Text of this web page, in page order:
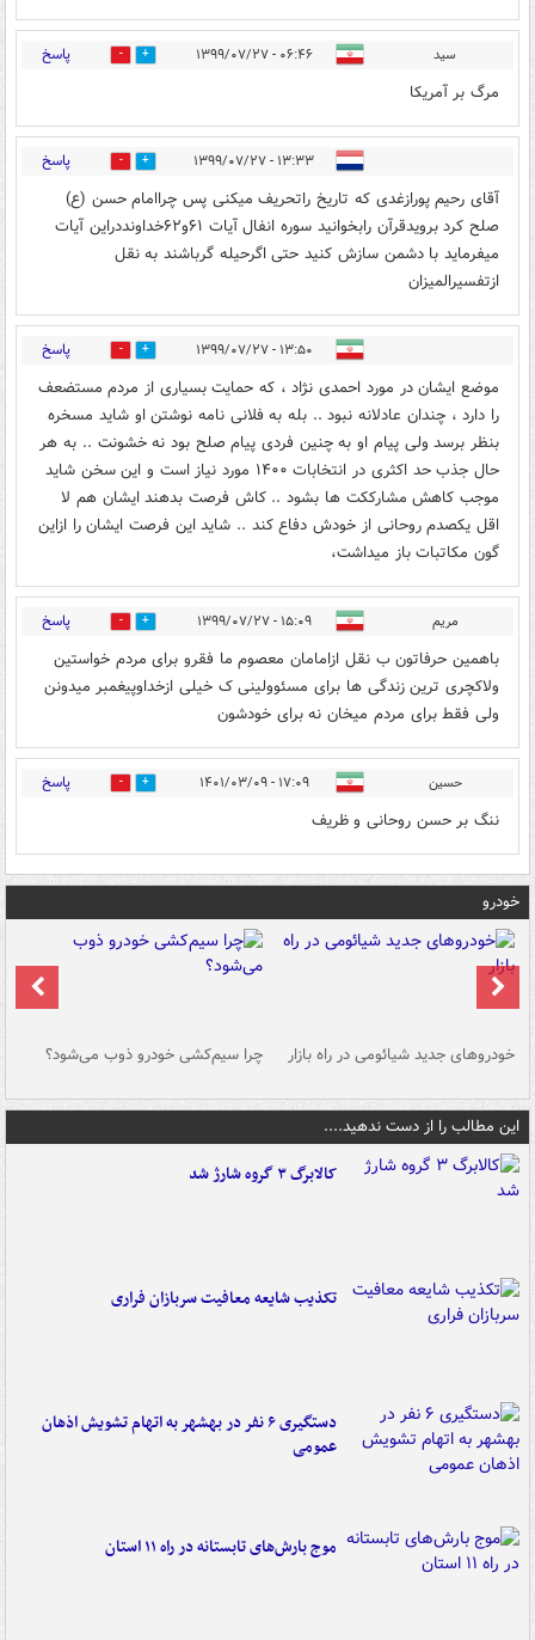
سید ۰۶:۴۶ - ۱۳۹۹/۰۷/۲۷ 1 پاسخ
مرگ بر آمریکا
۱۳:۳۳ - ۱۳۹۹/۰۷/۲۷ 0 پاسخ
آقای رحیم پورازغدی که تاریخ راتحریف میکنی پس چراامام حسن (ع)
صلح کرد برویدقرآن رابخوانید سوره انفال آیات ۶۱و۶۲خداونددراین آیات
میفرماید با دشمن سازش کنید حتی اگرحیله گرباشند به نقل
ازتفسیرالمیزان
۱۳:۵۰ - ۱۳۹۹/۰۷/۲۷ 0 پاسخ
موضع ایشان در مورد احمدی نژاد ، که حمایت بسیاری از مردم مستضعف
را دارد ، چندان عادلانه نبود .. بله به فلانی نامه نوشتن او شاید مسخره
بنظر برسد ولی پیام او به چنین فردی پیام صلح بود نه خشونت .. به هر
حال جذب حد اکثری در انتخابات ۱۴۰۰ مورد نیاز است و این سخن شاید
موجب کاهش مشارککت ها بشود .. کاش فرصت بدهند ایشان هم لا
اقل یکصدم روحانی از خودش دفاع کند .. شاید این فرصت ایشان را ازاین
گون مکاتبات باز میداشت،
مریم ۱۵:۰۹ - ۱۳۹۹/۰۷/۲۷ 0 پاسخ
باهمین حرفاتون ب نقل ازامامان معصوم ما فقرو برای مردم خواستین
ولاکچری ترین زندگی ها برای مسئوولینی ک خیلی ازخداوپیغمبر میدونن
ولی فقط برای مردم میخان نه برای خودشون
حسین ۱۷:۰۹ - ۱۴۰۱/۰۳/۰۹ 0 پاسخ
ننگ بر حسن روحانی و ظریف
خودرو
خودروهای جدید شیائومی در راه بازار چرا سیم‌کشی خودرو ذوب می‌شود؟
این مطالب را از دست ندهید....
کالابرگ ۳ گروه شارژ شد
تکذیب شایعه معافیت سربازان فراری
دستگیری ۶ نفر در بهشهر به اتهام تشویش اذهان
عمومی
موج بارش‌های تابستانه در راه ۱۱ استان